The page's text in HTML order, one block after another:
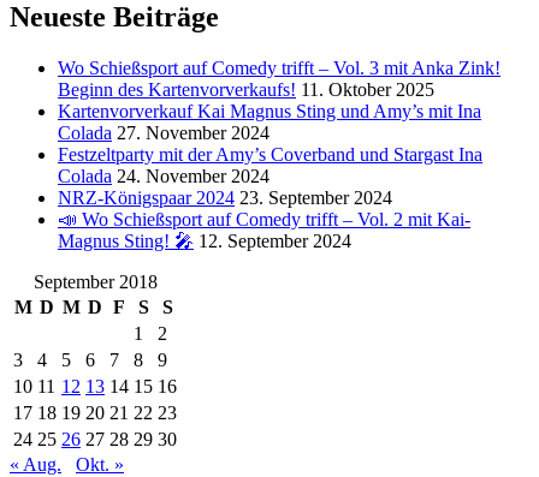
Neueste Beiträge
Wo Schießsport auf Comedy trifft – Vol. 3 mit Anka Zink!
Beginn des Kartenvorverkaufs! 11. Oktober 2025
Kartenvorverkauf Kai Magnus Sting und Amy’s mit Ina
Colada 27. November 2024
Festzeltparty mit der Amy’s Coverband und Stargast Ina
Colada 24. November 2024
NRZ-Königspaar 2024 23. September 2024
📣 Wo Schießsport auf Comedy trifft – Vol. 2 mit Kai-
Magnus Sting! 🎤 12. September 2024
September 2018
M D M D F S
S
1
2
3
4 5 6 7 8
9
10 11 12 13 14 15 16
17 18 19 20 21 22 23
24 25 26 27 28 29 30
« Aug.
Okt. »